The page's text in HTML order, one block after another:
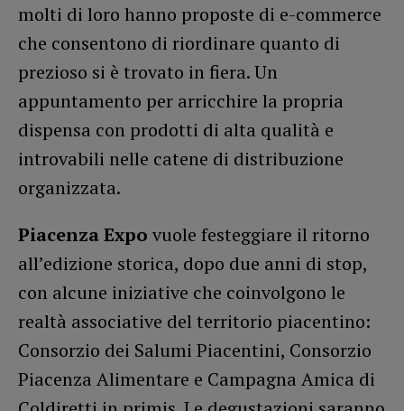
molti di loro hanno proposte di e-commerce
che consentono di riordinare quanto di
prezioso si è trovato in fiera. Un
appuntamento per arricchire la propria
dispensa con prodotti di alta qualità e
introvabili nelle catene di distribuzione
organizzata.
Piacenza Expo vuole festeggiare il ritorno
all’edizione storica, dopo due anni di stop,
con alcune iniziative che coinvolgono le
realtà associative del territorio piacentino:
Consorzio dei Salumi Piacentini, Consorzio
Piacenza Alimentare e Campagna Amica di